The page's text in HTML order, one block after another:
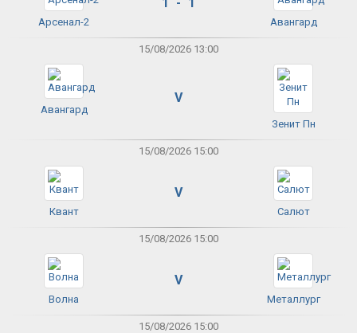
Арсенал-2 Авангард
15/08/2026 13:00
Авангард
V
Зенит Пн
15/08/2026 15:00
Квант
V
Салют
15/08/2026 15:00
Волна
V
Металлург
15/08/2026 15:00